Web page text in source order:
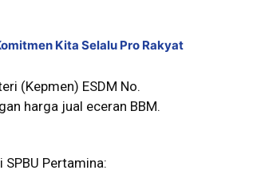
Kita Selalu Pro Rakyat
(Kepmen) ESDM No.
harga jual eceran BBM.
Pertamina: